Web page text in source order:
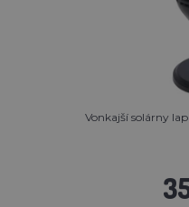
Vonkajší solárny